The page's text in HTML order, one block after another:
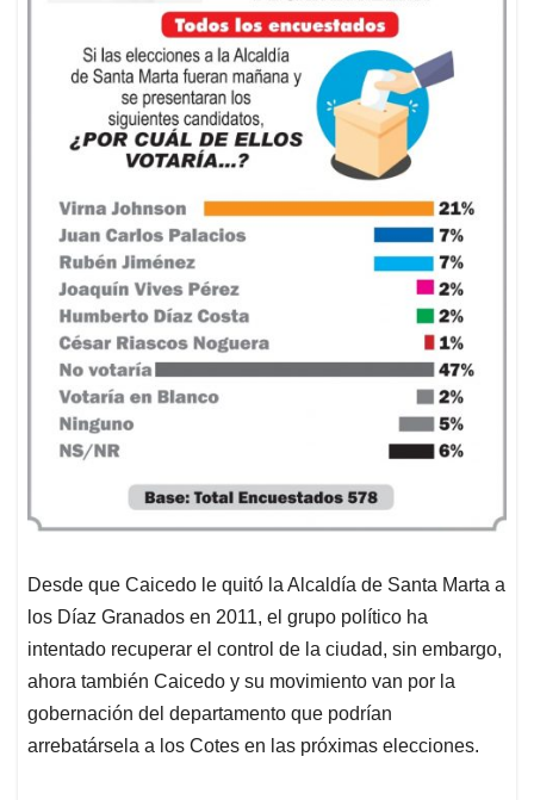
Desde que Caicedo le quitó la Alcaldía de Santa Marta a
los Díaz Granados en 2011, el grupo político ha
intentado recuperar el control de la ciudad, sin embargo,
ahora también Caicedo y su movimiento van por la
gobernación del departamento que podrían
arrebatársela a los Cotes en las próximas elecciones.